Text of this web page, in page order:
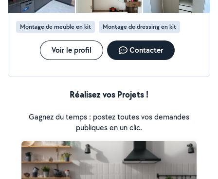
Montage de meuble en kit Montage de dressing en kit
Voir le profil Contacter
Réalisez vos Projets !
Gagnez du temps : postez toutes vos demandes
publiques en un clic.